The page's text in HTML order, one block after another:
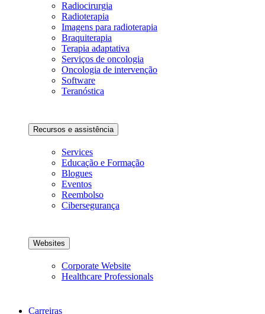
Radiocirurgia
Radioterapia
Imagens para radioterapia
Braquiterapia
Terapia adaptativa
Serviços de oncologia
Oncologia de intervenção
Software
Teranóstica
Recursos e assistência
Services
Educação e Formação
Blogues
Eventos
Reembolso
Cibersegurança
Websites
Corporate Website
Healthcare Professionals
Carreiras